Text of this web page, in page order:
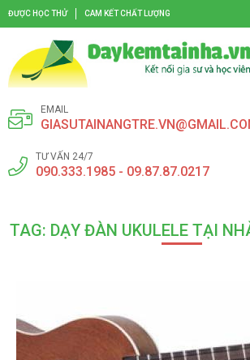
ĐƯỢC HỌC THỬ CAM KẾT CHẤT LƯỢNG
EMAIL
TƯ VẤN 24/7
090.333.1985 - 09.87.87.0217
TAG: DẠY ĐÀN UKULELE TẠI